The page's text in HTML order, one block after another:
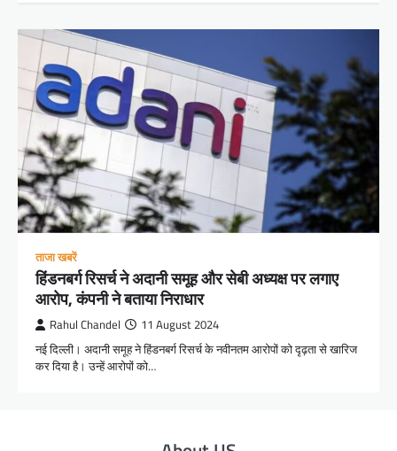
ताजा खबरें
हिंडनबर्ग रिसर्च ने अदानी समूह और सेबी अध्यक्ष पर लगाए
आरोप, कंपनी ने बताया निराधार
Rahul Chandel 11 August 2024
नई दिल्ली। अदानी समूह ने हिंडनबर्ग रिसर्च के नवीनतम आरोपों को दृढ़ता से खारिज
कर दिया है। उन्हें आरोपों को…